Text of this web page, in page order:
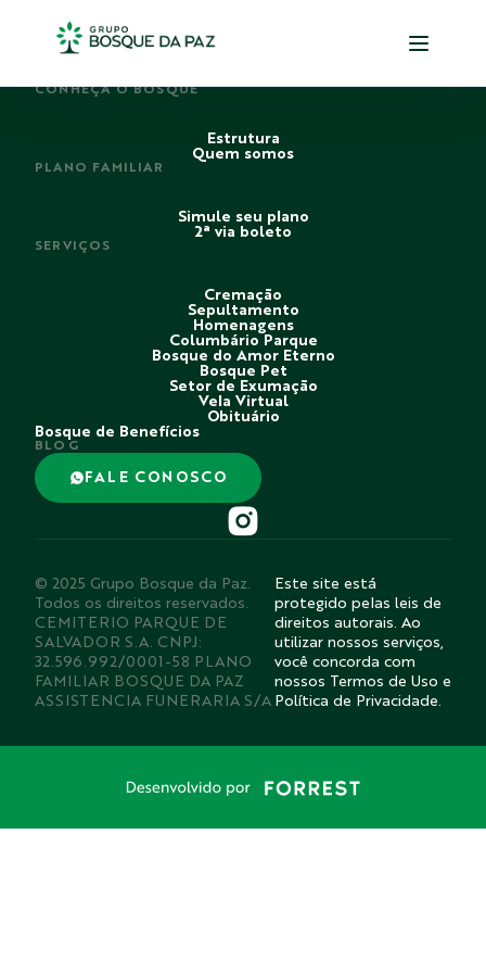
CONHEÇA O BOSQUE
Estrutura
Quem somos
PLANO FAMILIAR
Simule seu plano
2ª via boleto
SERVIÇOS
Cremação
Sepultamento
Homenagens
Columbário Parque
Bosque do Amor Eterno
Bosque Pet
Setor de Exumação
Vela Virtual
Obituário
Bosque de Benefícios
BLOG
FALE CONOSCO
© 2025 Grupo Bosque da Paz.
Todos os direitos reservados.
CEMITERIO PARQUE DE
SALVADOR S.A. CNPJ:
32.596.992/0001-58 PLANO
FAMILIAR BOSQUE DA PAZ
ASSISTENCIA FUNERARIA S/A
Este site está
protegido pelas leis de
direitos autorais. Ao
utilizar nossos serviços,
você concorda com
nossos Termos de Uso e
Política de Privacidade.